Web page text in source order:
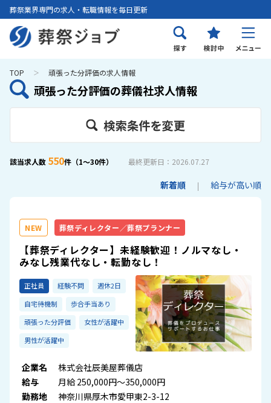
葬祭業界専門の求人・転職情報を毎日更新
TOP 頑張った分評価の求人情報
頑張った分評価の葬儀社求人情報
該当求人数 550件（1～30件） 最終更新日：2026.07.27
新着順 給与が高い順
NEW 葬祭ディレクター／葬祭プランナー
【葬祭ディレクター】未経験歓迎！ノルマなし・
みなし残業代なし・転勤なし！
正社員 経験不問
週休2日
自宅待機制
歩合手当あり
頑張った分評価
女性が活躍中
男性が活躍中
企業名
株式会社辰美屋葬儀店
給与
月給 250,000円～350,000円
勤務地
神奈川県厚木市愛甲東2-3-12